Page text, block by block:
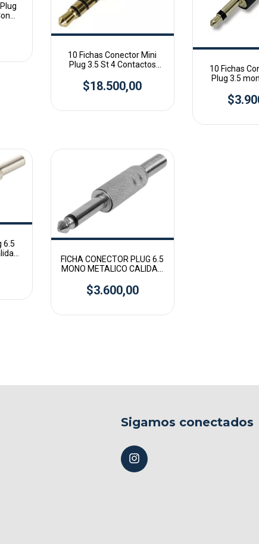
10 Fichas Conector Mini
Plug 3.5 St 4 Contactos
$18.500,00
10 Fichas
Plug 3.5
6.5
FICHA CONECTOR PLUG 6.5
MONO METALICO CALIDAD
$3.600,00
Sigamos conectados